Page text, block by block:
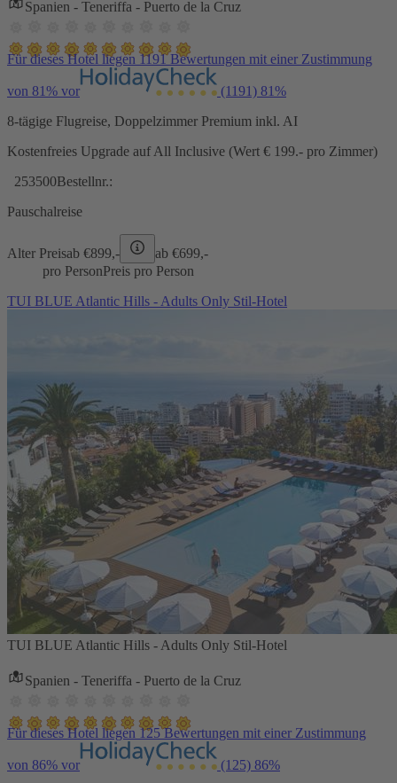
Spanien - Teneriffa - Puerto de la Cruz
Für dieses Hotel liegen 1191 Bewertungen mit einer Zustimmung
von 81% vor (1191) 81%
8-tägige Flugreise, Doppelzimmer Premium inkl. AI
Kostenfreies Upgrade auf All Inclusive (Wert € 199.- pro Zimmer)
253500Bestellnr.:
Pauschalreise
Alter Preisab €899,- ab €699,-
pro PersonPreis pro Person
TUI BLUE Atlantic Hills - Adults Only Stil-Hotel
TUI BLUE Atlantic Hills - Adults Only Stil-Hotel
Spanien - Teneriffa - Puerto de la Cruz
Für dieses Hotel liegen 125 Bewertungen mit einer Zustimmung
von 86% vor (125) 86%